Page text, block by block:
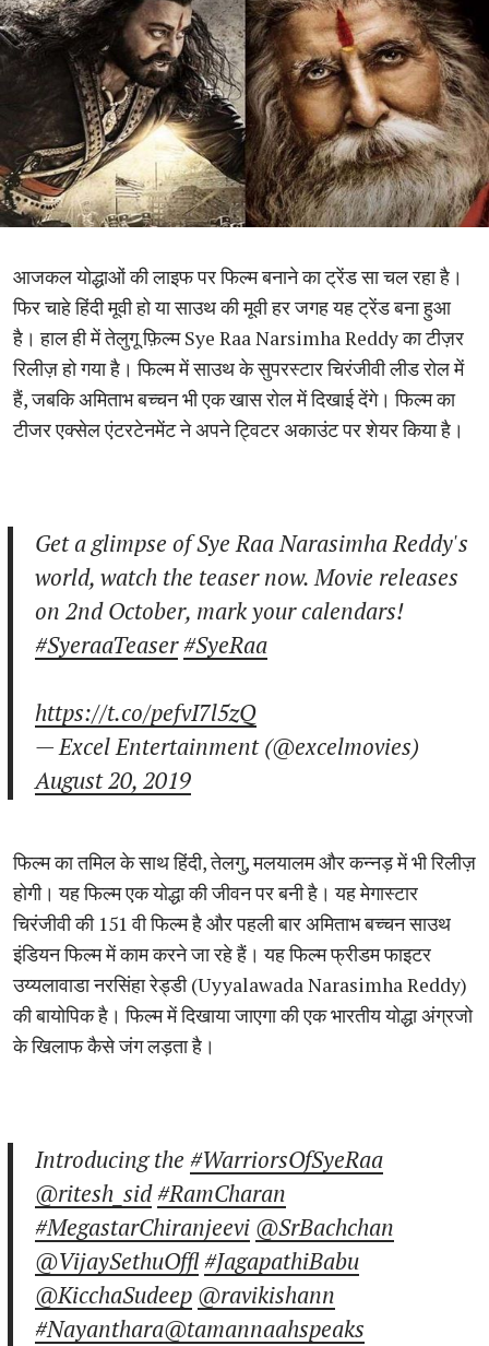
आजकल योद्धाओं की लाइफ पर फिल्म बनाने का ट्रेंड सा चल रहा है।
फिर चाहे हिंदी मूवी हो या साउथ की मूवी हर जगह यह ट्रेंड बना हुआ
है। हाल ही में तेलुगू फ़िल्म Sye Raa Narsimha Reddy का टीज़र
रिलीज़ हो गया है। फिल्म में साउथ के सुपरस्टार चिरंजीवी लीड रोल में
हैं, जबकि अमिताभ बच्चन भी एक खास रोल में दिखाई देंगे। फिल्म का
टीजर एक्सेल एंटरटेनमेंट ने अपने ट्विटर अकाउंट पर शेयर किया है।
Get a glimpse of Sye Raa Narasimha Reddy's
world, watch the teaser now. Movie releases
on 2nd October, mark your calendars!
#SyeraaTeaser #SyeRaa
https://t.co/pefvI7l5zQ
— Excel Entertainment (@excelmovies)
August 20, 2019
फिल्म का तमिल के साथ हिंदी, तेलगु, मलयालम और कन्नड़ में भी रिलीज़
होगी। यह फिल्म एक योद्धा की जीवन पर बनी है। यह मेगास्टार
चिरंजीवी की 151 वी फिल्म है और पहली बार अमिताभ बच्चन साउथ
इंडियन फिल्म में काम करने जा रहे हैं। यह फिल्म फ्रीडम फाइटर
उय्यलावाडा नरसिंहा रेड्डी (Uyyalawada Narasimha Reddy)
की बायोपिक है। फिल्म में दिखाया जाएगा की एक भारतीय योद्धा अंग्रजो
के खिलाफ कैसे जंग लड़ता है।
Introducing the #WarriorsOfSyeRaa
@ritesh_sid #RamCharan
#MegastarChiranjeevi @SrBachchan
@VijaySethuOffl #JagapathiBabu
@KicchaSudeep @ravikishann
#Nayanthara@tamannaahspeaks